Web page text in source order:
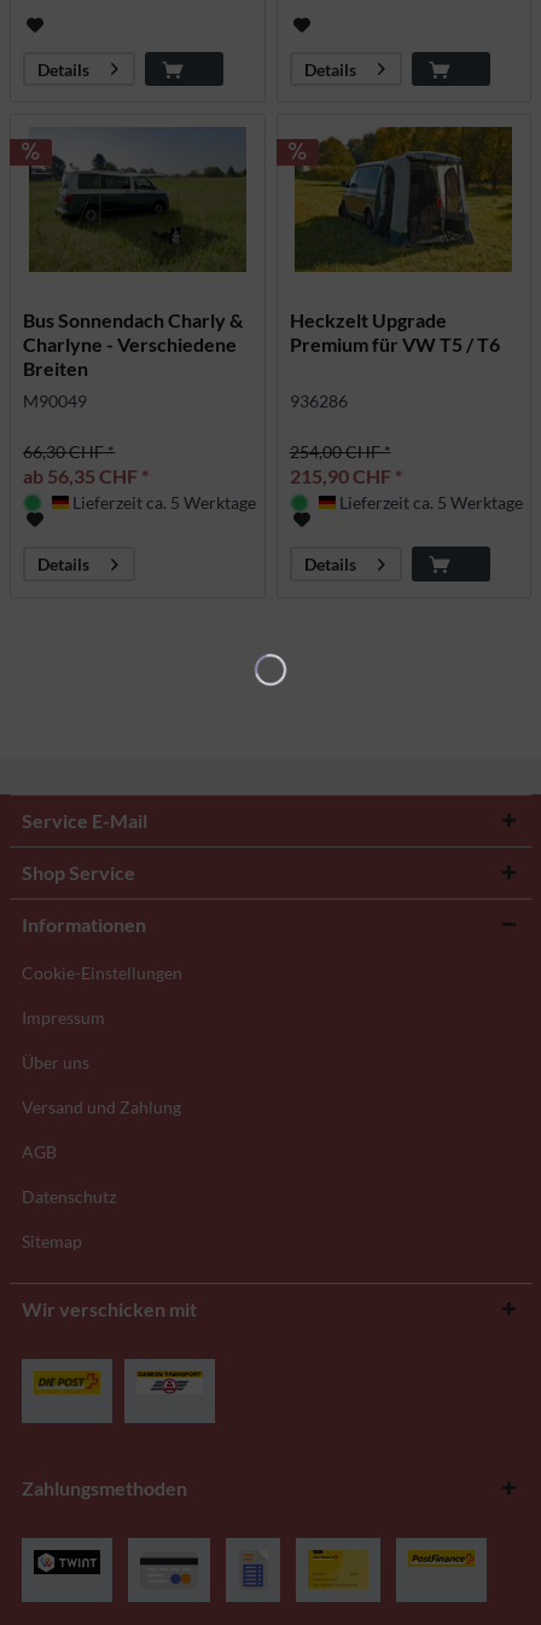
Details Details
Bus Sonnendach Charly &
Charlyne - Verschiedene
Breiten
M90049
66,30 CHF *
ab 56,35 CHF *
Deutschland
Lieferzeit ca. 5 Werktage
Details
Heckzelt Upgrade
Premium für VW T5 / T6
936286
254,00 CHF *
215,90 CHF *
Deutschland
Lieferzeit ca. 5 Werktage
Details
Service E-Mail
Shop Service
Informationen
Cookie-Einstellungen
Impressum
Über uns
Versand und Zahlung
AGB
Datenschutz
Sitemap
Wir verschicken mit
Zahlungsmethoden